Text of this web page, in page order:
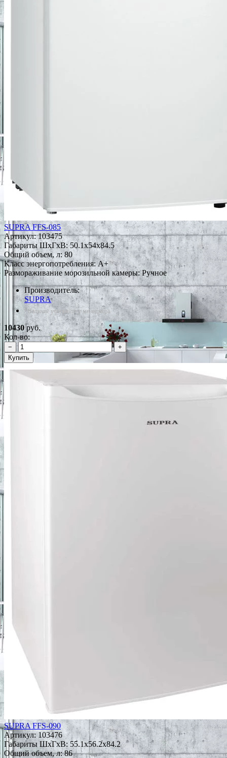
SUPRA FFS-085
Артикул:103475
Габариты ШxГxВ: 50.1x54x84.5
Общий объем, л: 80
Класс энергопотребления: A+
Размораживание морозильной камеры: Ручное
Производитель:
SUPRA
*Наличие уточняйте у менеджера
10430руб.
Кол-во:
−
+
Купить
SUPRA FFS-090
Артикул:103476
Габариты ШxГxВ: 55.1x56.2x84.2
Общий объем, л: 86